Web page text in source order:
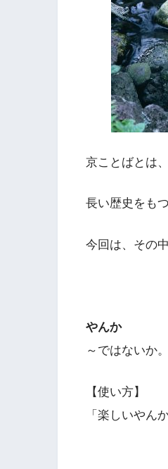
京ことばとは
長い歴史をも
今回は、その
やんか
～ではないか。
【使い方】
「楽しいやんか